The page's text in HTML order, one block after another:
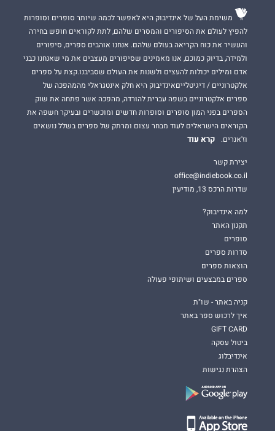
משימת העל של אינדיבוק היא לאפשר לכמה שיותר סופרים וסופרות
להפיץ לעולם את הסיפורים והמסרים שלהם, לתת לקוראים חופש בחירה
והעשיר את כוח הקריאה בעולם שלהם. אנחנו אוהבים ספרים, סיפורים
ולמידה, בדיוק כמוכם, אנו מאמינים שסיפורים מעצבים את מי שאנחנו כבני
אדם ומילים יכולות להעצים ולשנות את העולם שסביבנו.קצת על ספרים
אלקטרוניים / דיגיטלייםאינדיבוק היא חלק אינטגראלי מהמהפכה של
ספרים אלקטרוניים בשפה עברית להורדה, מהפכה אשר פתחה את שוק
הספרים בפני המון סופרים וסופרות חדשים ומוכשרים ובעיקר חשפה את
הקוראים הישראלים לעוד מבחר עצום ומרתק של ספרים בשלל נושאים
וז'אנרים.
קרא עוד
יצירת קשר
office@indiebook.co.il
שדרות הרכס 13, מודיעין
למה אינדיבוק?
תקנון האתר
סופרים
סדרות ספרים
הוצאות ספרים
ספרים במבצעים ושיתופי פעולה
קניה באתר - שו"ת
איך לרכוש ספר באתר
GIFT CARD
ביטול עסקה
אינדיבלוג
הצהרת נגישות